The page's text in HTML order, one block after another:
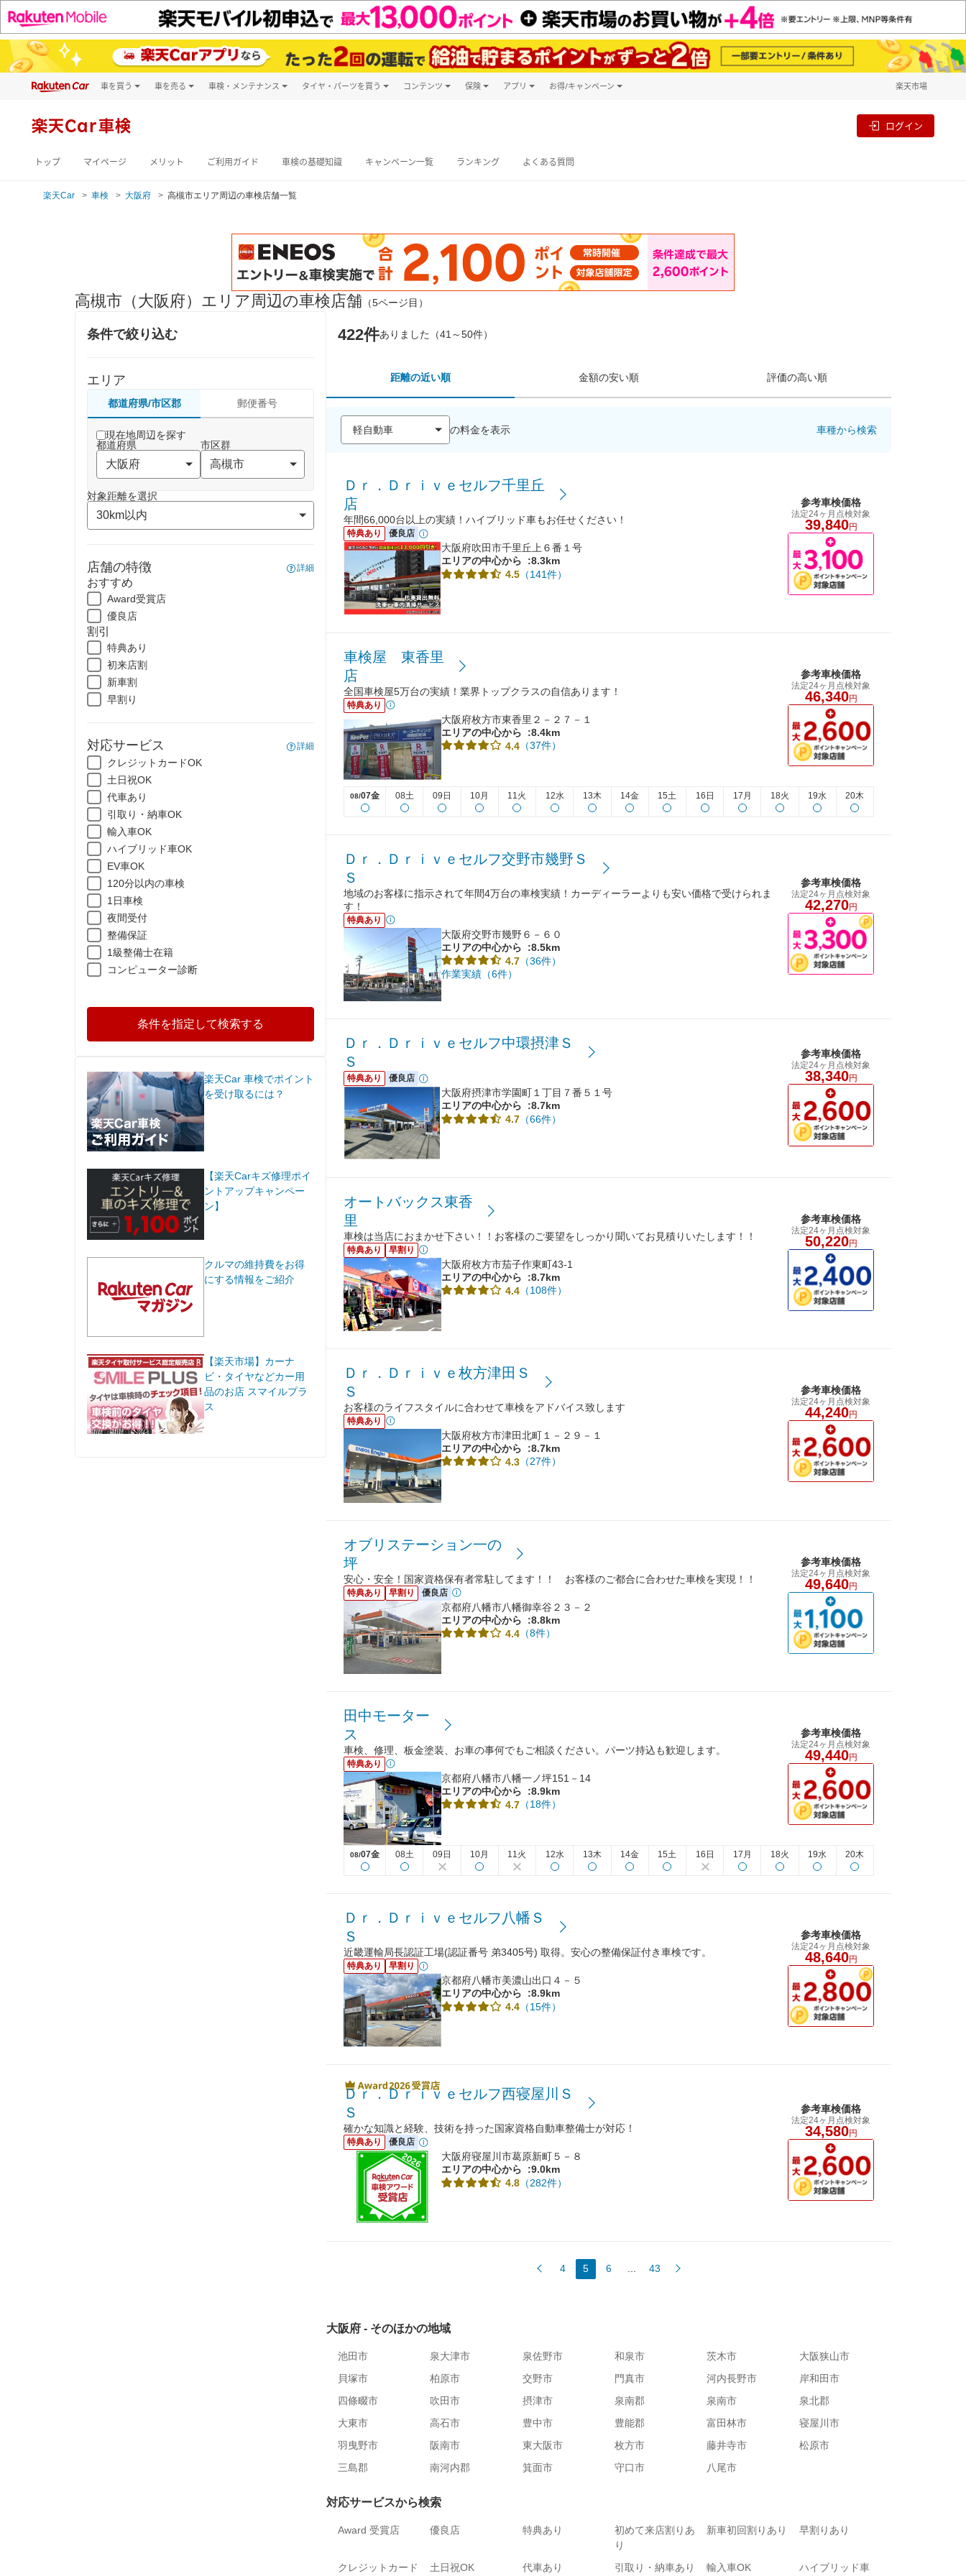
車を買う
新車
車を売る 車検・メンテナンス タイヤ・パーツを買う コンテンツ 保険 アプリ お得/キャンペーン 楽天市場
楽天Car車検 ログイン
トップ マイページ メリット ご利用ガイド 車検の基礎知識 キャンペーン一覧 ランキング よくある質問
楽天Car 車検 大阪府 高槻市エリア周辺の車検店舗一覧
高槻市（大阪府）エリア周辺の車検店舗 （5ページ目）
条件で絞り込む
エリア
都道府県/市区郡 郵便番号
現在地周辺を探す
都道府県
市区群
対象距離を選択
店舗の特徴 詳細
おすすめ
Award受賞店
優良店
割引
特典あり
初来店割
新車割
早割り
対応サービス 詳細
クレジットカードOK
土日祝OK
代車あり
引取り・納車OK
輸入車OK
ハイブリッド車OK
EV車OK
120分以内の車検
1日車検
夜間受付
整備保証
1級整備士在籍
コンピューター診断
条件を指定して検索する
楽天Car 車検でポイント
を受け取るには？
【楽天Carキズ修理ポイ
ントアップキャンペー
ン】
クルマの維持費をお得
にする情報をご紹介
【楽天市場】カーナ
ビ・タイヤなどカー用
品のお店 スマイルプラ
ス
422件ありました（41～50件）
距離の近い順 金額の安い順 評価の高い順
の料金を表示 車種から検索
Ｄｒ．Ｄｒｉｖｅセルフ千里丘
店
年間66,000台以上の実績！ハイブリッド車もお任せください！
特典あり 優良店
大阪府吹田市千里丘上６番１号
エリアの中心から
:8.3km
4.5 （141件）
参考車検価格
法定24ヶ月点検対象
39,840円
車検屋 東香里
店
全国車検屋5万台の実績！業界トップクラスの自信あります！
特典あり
大阪府枚方市東香里２－２７－１
エリアの中心から
:8.4km
4.4 （37件）
参考車検価格
法定24ヶ月点検対象
46,340円
08/07金 08土 09日 10月 11火 12水 13木 14金 15土 16日 17月 18火 19水 20木
Ｄｒ．Ｄｒｉｖｅセルフ交野市幾野Ｓ
Ｓ
地域のお客様に指示されて年間4万台の車検実績！カーディーラーよりも安い価格で受けられま
す！
特典あり
大阪府交野市幾野６－６０
エリアの中心から
:8.5km
4.7 （36件）
作業実績（6件）
参考車検価格
法定24ヶ月点検対象
42,270円
Ｄｒ．Ｄｒｉｖｅセルフ中環摂津Ｓ
Ｓ
特典あり 優良店
大阪府摂津市学園町１丁目７番５１号
エリアの中心から
:8.7km
4.7 （66件）
参考車検価格
法定24ヶ月点検対象
38,340円
オートバックス東香
里
車検は当店におまかせ下さい！！お客様のご要望をしっかり聞いてお見積りいたします！！
特典あり 早割り
大阪府枚方市茄子作東町43-1
エリアの中心から
:8.7km
4.4 （108件）
参考車検価格
法定24ヶ月点検対象
50,220円
Ｄｒ．Ｄｒｉｖｅ枚方津田Ｓ
Ｓ
お客様のライフスタイルに合わせて車検をアドバイス致します
特典あり
大阪府枚方市津田北町１－２９－１
エリアの中心から
:8.7km
4.3 （27件）
参考車検価格
法定24ヶ月点検対象
44,240円
オブリステーション一の
坪
安心・安全！国家資格保有者常駐してます！！ お客様のご都合に合わせた車検を実現！！
特典あり 早割り 優良店
京都府八幡市八幡御幸谷２３－２
エリアの中心から
:8.8km
4.4 （8件）
参考車検価格
法定24ヶ月点検対象
49,640円
田中モーター
ス
車検、修理、板金塗装、お車の事何でもご相談ください。パーツ持込も歓迎します。
特典あり
京都府八幡市八幡一ノ坪151－14
エリアの中心から
:8.9km
4.7 （18件）
参考車検価格
法定24ヶ月点検対象
49,440円
08/07金 08土 09日 10月 11火 12水 13木 14金 15土 16日 17月 18火 19水 20木
Ｄｒ．Ｄｒｉｖｅセルフ八幡Ｓ
Ｓ
近畿運輸局長認証工場(認証番号 弟3405号) 取得。安心の整備保証付き車検です。
特典あり 早割り
京都府八幡市美濃山出口４－５
エリアの中心から
:8.9km
4.4 （15件）
参考車検価格
法定24ヶ月点検対象
48,640円
Ｄｒ．Ｄｒｉｖｅセルフ西寝屋川Ｓ
Ｓ
確かな知識と経験、技術を持った国家資格自動車整備士が対応！
特典あり 優良店
大阪府寝屋川市葛原新町５－８
エリアの中心から
:9.0km
4.8 （282件）
参考車検価格
法定24ヶ月点検対象
34,580円
4 5 6 43
大阪府 - そのほかの地域
池田市 泉大津市 泉佐野市 和泉市 茨木市
大阪狭山市
貝塚市
柏原市 交野市 門真市 河内長野市
岸和田市
四條畷市
吹田市 摂津市 泉南郡 泉南市
泉北郡
大東市
高石市 豊中市 豊能郡 富田林市
寝屋川市
羽曳野市
阪南市 東大阪市 枚方市 藤井寺市
松原市
三島郡
南河内郡 箕面市 守口市 八尾市
対応サービスから検索
Award 受賞店 優良店 特典あり
初めて来店割りあ
り
新車初回割りあり 早割りあり
クレジットカード 土日祝OK 代車あり 引取り・納車あり 輸入車OK ハイブリッド車